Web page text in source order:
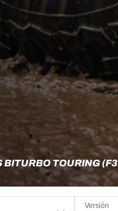
BITURBO TOURING
Versión